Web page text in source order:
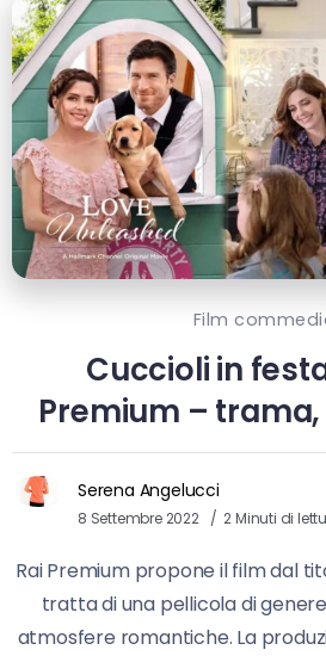
Film
Cuccioli in
Premium –
Serena Angelucci
8 Settembre 2022 2 Minuti di
Rai Premium propone il film dal
tratta di una pellicola di
atmosfere romantiche. La